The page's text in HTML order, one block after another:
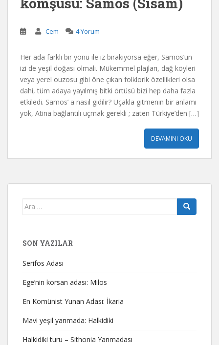
Cem 4 Yorum
Her ada farklı bir yönü ile iz bırakıyorsa eğer, Samos’un
izi de yeşil doğası olmalı. Mükemmel plajları, dağ köyleri
veya yerel ouzosu gibi öne çıkan folklorik özellikleri olsa
dahi, tüm adaya yayılmış bitki örtüsü bizi hep daha fazla
etkiledi. Samos’ a nasıl gidilir? Uçakla gitmenin bir anlamı
yok, Atina bağlantılı uçmak gerekli ; zaten Türkiye’den […]
DEVAMINI OKU
Arama
SON YAZILAR
Serifos Adası
Ege’nin korsan adası: Milos
En Komünist Yunan Adası: İkaria
Mavi yeşil yarımada: Halkidiki
Halkidiki turu – Sithonia Yarımadası